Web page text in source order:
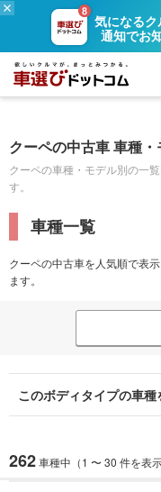
気になる
通知でお
クーペの中古車 車種
クーペの車種・モデル別の一
す。
車種一覧
クーペの中古車を人気順で表
ます。
このボディタイプの車種
262車種中（1 〜 30 件を表示